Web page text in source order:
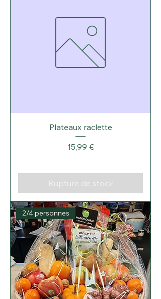
Plateaux raclette
Prix
15,99 €
Rupture de stock
2/4 personnes